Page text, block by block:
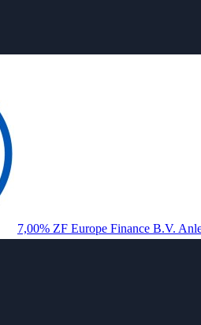
7,00% ZF Europe Finance B.V.